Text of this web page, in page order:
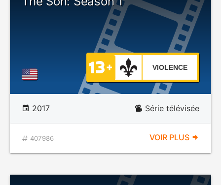
VIOLENCE
2017 Série télévisée
407986 VOIR PLUS